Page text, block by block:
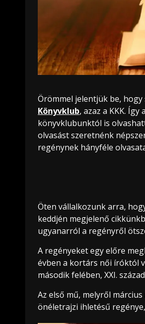
Örömmel jelentjük be,
Könyvklub, azaz a KKK.
könyvklubunktól is
olvasást szeretnénk
regénynek hányféle
Öten vállalkozunk arra,
keddjén megjelenő
ugyanarról a regényről
A regényeket egy előre
évben a kortárs női íróktól
második felében, XXI.
Az első mű, melyről
önéletrajzi ihletésű